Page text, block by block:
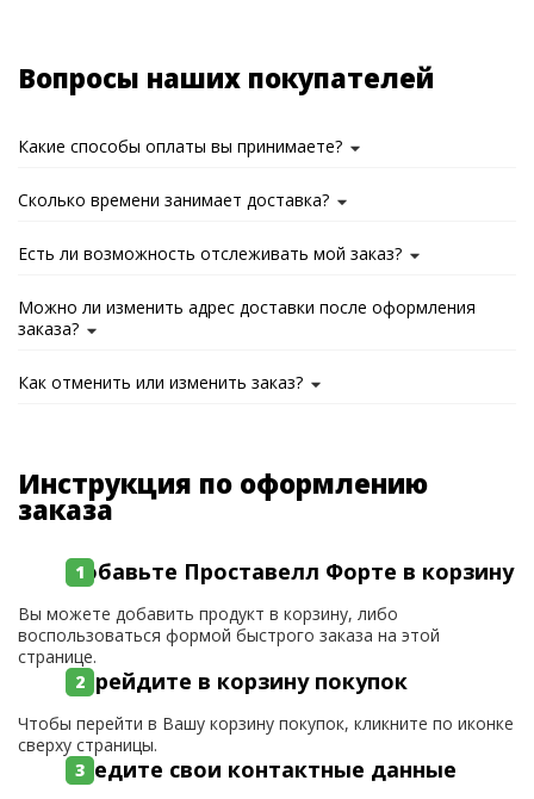
Вопросы наших покупателей
Какие способы оплаты вы принимаете?
Сколько времени занимает доставка?
Есть ли возможность отслеживать мой заказ?
Можно ли изменить адрес доставки после оформления
заказа?
Как отменить или изменить заказ?
Инструкция по оформлению
заказа
Добавьте Проставелл Форте в корзину
Вы можете добавить продукт в корзину, либо
воспользоваться формой быстрого заказа на этой
странице.
Перейдите в корзину покупок
Чтобы перейти в Вашу корзину покупок, кликните по иконке
сверху страницы.
Введите свои контактные данные